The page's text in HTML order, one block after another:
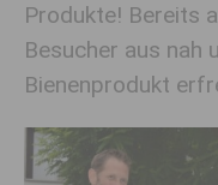
Produkte! Bereits
Besucher aus nah
Bienenprodukt